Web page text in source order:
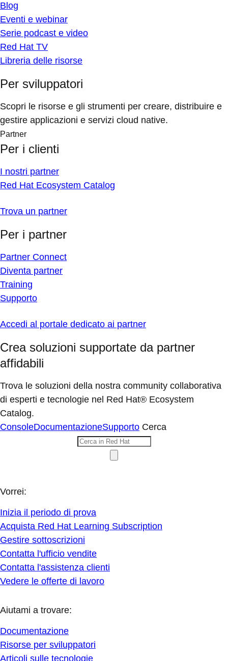
Blog
Eventi e webinar
Serie podcast e video
Red Hat TV
Libreria delle risorse
Per sviluppatori
Scopri le risorse e gli strumenti per creare, distribuire e
gestire applicazioni e servizi cloud native.
Partner
Per i clienti
I nostri partner
Red Hat Ecosystem Catalog
Trova un partner
Per i partner
Partner Connect
Diventa partner
Training
Supporto
Accedi al portale dedicato ai partner
Crea soluzioni supportate da partner
affidabili
Trova le soluzioni della nostra community collaborativa
di esperti e tecnologie nel Red Hat® Ecosystem
Catalog.
ConsoleDocumentazioneSupporto Cerca
Vorrei:
Inizia il periodo di prova
Acquista Red Hat Learning Subscription
Gestire sottoscrizioni
Contatta l'ufficio vendite
Contatta l'assistenza clienti
Vedere le offerte di lavoro
Aiutami a trovare:
Documentazione
Risorse per sviluppatori
Articoli sulle tecnologie